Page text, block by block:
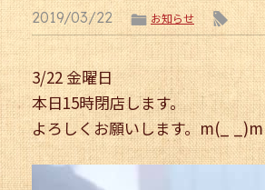
2019/03/22 ë お知らせ l
3/22 金曜日
本日15時閉店します。
よろしくお願いします。m(_ _)m